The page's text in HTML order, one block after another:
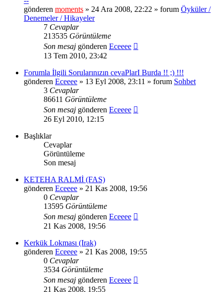
gönderen moments » 24 Ara 2008, 22:22 » forum Öyküler /
Denemeler / Hikayeler
7 Cevaplar
213535 Görüntüleme
Son mesaj gönderen Eceeee
13 Tem 2010, 23:42
Forumla İlgili Sorularınızın cevaPlarI Burda !! ;) !!!
gönderen Eceeee » 13 Eyl 2008, 23:11 » forum Sohbet
3 Cevaplar
86611 Görüntüleme
Son mesaj gönderen Eceeee
26 Eyl 2010, 12:15
Başlıklar
Cevaplar
Görüntüleme
Son mesaj
KETEHA RALMİ (FAS)
gönderen Eceeee » 21 Kas 2008, 19:56
0 Cevaplar
13595 Görüntüleme
Son mesaj gönderen Eceeee
21 Kas 2008, 19:56
Kerkük Lokması (Irak)
gönderen Eceeee » 21 Kas 2008, 19:55
0 Cevaplar
3534 Görüntüleme
Son mesaj gönderen Eceeee
21 Kas 2008, 19:55